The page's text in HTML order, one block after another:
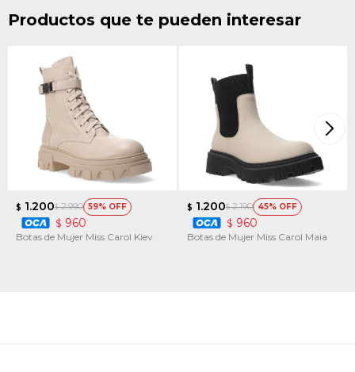
Productos que te pueden interesar
$ 1.200$ 2.990 59
$ 960
Botas de Mujer Miss Carol Kiev
$ 1.200$ 2.190 45
$ 960
Botas de Mujer Miss Carol Maia